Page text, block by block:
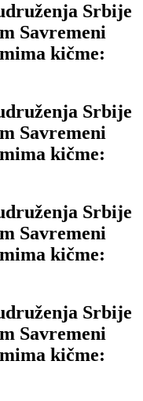
Srbije
Savremeni
kičme:
Srbije
Savremeni
kičme:
Srbije
Savremeni
kičme:
Srbije
Savremeni
kičme: